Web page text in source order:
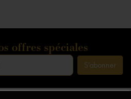
offres spéciales